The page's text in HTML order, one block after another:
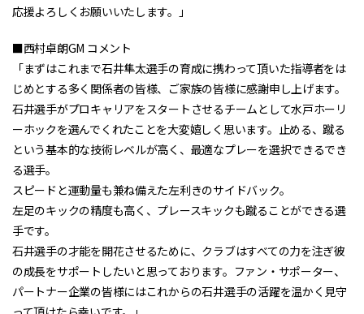
応援よろしくお願いいたします。」
■西村卓朗GM コメント
「まずはこれまで石井隼太選手の育成に携わって頂いた指導者をは
じめとする多く関係者の皆様、ご家族の皆様に感謝申し上げます。
石井選手がプロキャリアをスタートさせるチームとして水戸ホーリ
ーホックを選んでくれたことを大変嬉しく思います。止める、蹴る
という基本的な技術レベルが高く、最適なプレーを選択できるでき
る選手。
スピードと運動量も兼ね備えた左利きのサイドバック。
左足のキックの精度も高く、プレースキックも蹴ることができる選
手です。
石井選手の才能を開花させるために、クラブはすべての力を注ぎ彼
の成長をサポートしたいと思っております。ファン・サポーター、
パートナー企業の皆様にはこれからの石井選手の活躍を温かく見守